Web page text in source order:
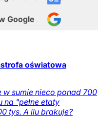
Google
oświatowa
w sumie nieco ponad 700
"pełne etaty
tys. A ilu brakuje?